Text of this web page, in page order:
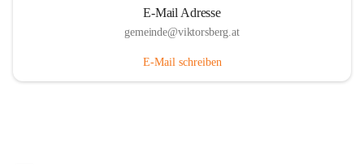
E-Mail Adresse
gemeinde@viktorsberg.at
E-Mail schreiben